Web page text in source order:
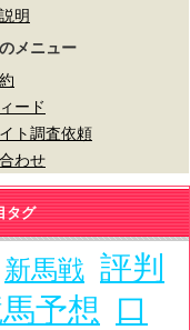
明
メニュー
ード
ト調査依頼
わせ
タグ
新馬戦 評判
予想
口